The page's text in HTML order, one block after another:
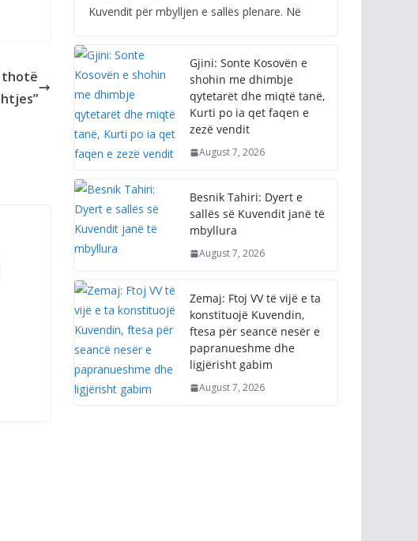
thotë
Kuvendit për mbylljen e sallës plenare. Në
Gjini: Sonte Kosovën e
shohin me dhimbje
qytetarët dhe miqtë tanë,
Kurti po ia qet faqen e
zezë vendit
August 7, 2026
Besnik Tahiri: Dyert e
sallës së Kuvendit janë të
mbyllura
August 7, 2026
Zemaj: Ftoj VV të vijë e ta
konstituojë Kuvendin,
ftesa për seancë nesër e
papranueshme dhe
ligjërisht gabim
August 7, 2026